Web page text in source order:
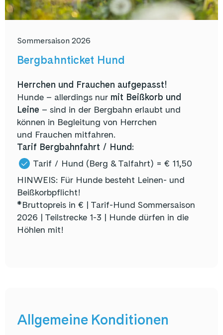
Sommersaison 2026
Bergbahnticket Hund
Herrchen und Frauchen aufgepasst!
Hunde – allerdings nur mit Beißkorb und
Leine – sind in der Bergbahn erlaubt und
können in Begleitung von Herrchen
und Frauchen mitfahren.
Tarif Bergbahnfahrt / Hund:
Tarif / Hund (Berg & Talfahrt) = € 11,50
HINWEIS: Für Hunde besteht Leinen- und
Beißkorbpflicht!
*Bruttopreis in € | Tarif-Hund Sommersaison
2026 | Teilstrecke 1-3 | Hunde dürfen in die
Höhlen mit!
Allgemeine Konditionen